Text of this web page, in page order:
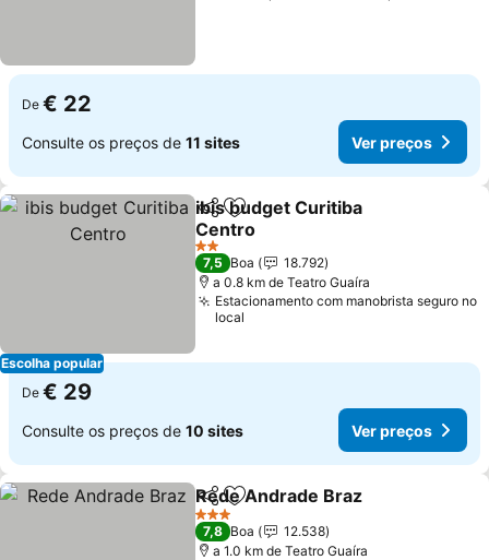
De € 22
Consulte os preços de 11 sites Ver preços
Escolha popular
PartilharAdicionar aos favoritos
ibis budget Curitiba
Centro
Ver preços
2 Estrelas
7,5 Boa
18.792
a 0.8 km de Teatro Guaíra
Estacionamento com manobrista seguro no
local
De € 29
Consulte os preços de 10 sites Ver preços
PartilharAdicionar aos favoritos
Rede Andrade Braz
3 Estrelas
7,8 Boa
12.538
a 1.0 km de Teatro Guaíra